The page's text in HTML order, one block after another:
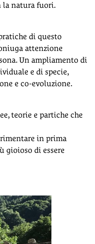
la natura fuori.
di questo
attenzione
Un ampliamento di
e di specie,
e co-evoluzione.
teorie e partiche che
in prima
gioioso di essere